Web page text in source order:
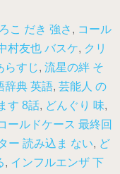
こ だき 強さ , コール
村友也 バスケ, クリ
らすじ, 流星の絆 そ
辞典 英語, 芸能人 の
す 8話, どんぐり 味,
ールドケース 最終回
ー 読み込ま ない, ど
, インフルエンザ 下